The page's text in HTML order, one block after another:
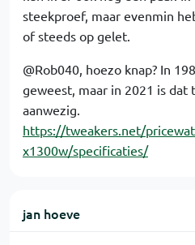
steekproef, maar evenmin
of steeds op gelet.
@Rob040, hoezo knap? In
geweest, maar in 2021 is dat
aanwezig.
https://tweakers.net/
x1300w/specificaties/
jan hoeve